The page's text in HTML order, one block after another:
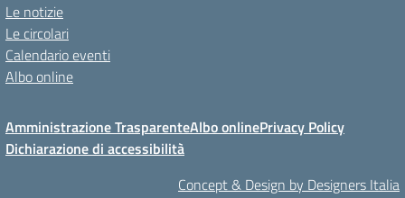
Le notizie
Le circolari
Calendario eventi
Albo online
Amministrazione TrasparenteAlbo onlinePrivacy Policy
Dichiarazione di accessibilità
Concept & Design by Designers Italia